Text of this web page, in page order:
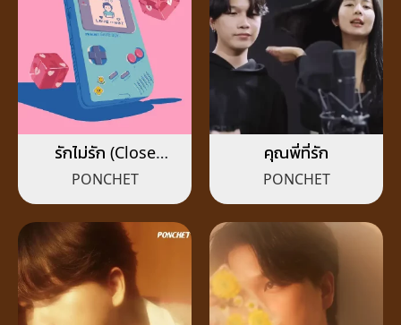
รักไม่รัก (Close
Friend)
PONCHET
คุณพี่ที่รัก
PONCHET